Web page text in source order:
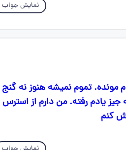
نمایش جواب
ها واقعا دیگه اشکم در اومده من فارسی. درس ۱۲ ام مونده. تموم نمیشه هنوز نه گنج
یادم رفته. من دارم از استرس
کنم